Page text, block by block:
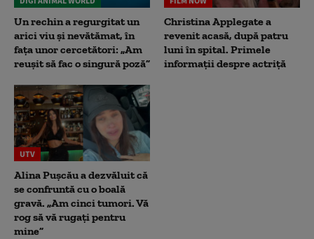
Un rechin a regurgitat un
arici viu și nevătămat, în
fața unor cercetători: „Am
reușit să fac o singură poză”
Christina Applegate a
revenit acasă, după patru
luni în spital. Primele
informații despre actriță
UTV
Alina Pușcău a dezvăluit că
se confruntă cu o boală
gravă. „Am cinci tumori. Vă
rog să vă rugați pentru
mine”